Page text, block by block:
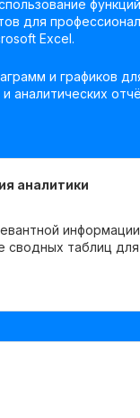
функций
для
Excel.
и графиков
аналитических
аналитики
информации
сводных таблиц для